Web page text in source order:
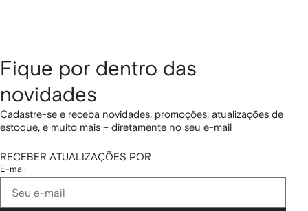
Fique por dentro das
novidades
Cadastre-se e receba novidades, promoções, atualizações de
estoque, e muito mais – diretamente no seu e-mail
RECEBER ATUALIZAÇÕES POR
E-mail